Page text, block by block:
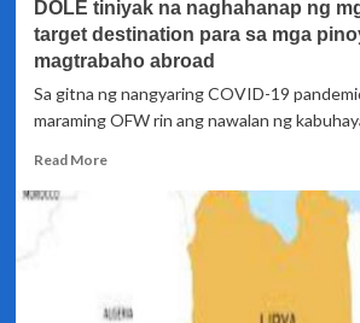
emergency
aprubado
na
Senado
DOLE tiniyak na naghahanap ng
target destination para sa mga
magtrabaho abroad
Sa gitna ng nangyaring COVID-19
maraming OFW rin ang nawalan ng
Read MoreRead
ng